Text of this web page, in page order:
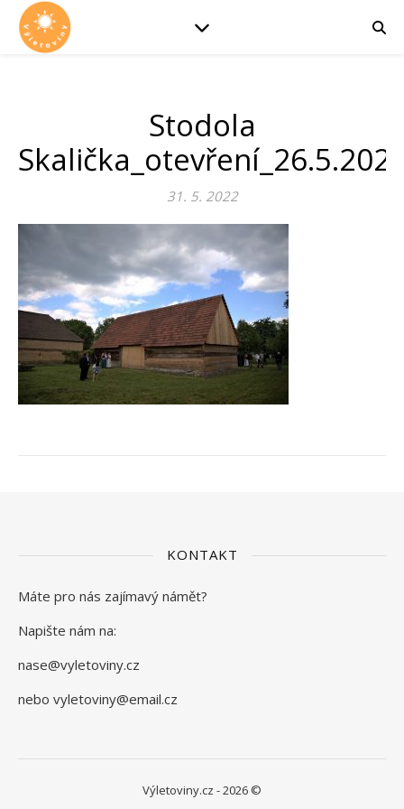
Stodola
31. 5. 2022
KONTAKT
Máte pro nás zajímavý námět?
Napište nám na:
nase@vyletoviny.cz
nebo vyletoviny@email.cz
Výletoviny.cz - 2026 ©